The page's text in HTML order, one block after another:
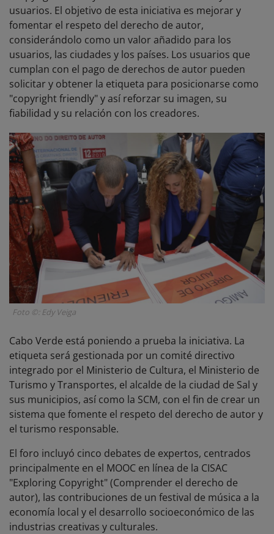
usuarios. El objetivo de esta iniciativa es mejorar y
fomentar el respeto del derecho de autor,
considerándolo como un valor añadido para los
usuarios, las ciudades y los países. Los usuarios que
cumplan con el pago de derechos de autor pueden
solicitar y obtener la etiqueta para posicionarse como
"copyright friendly" y así reforzar su imagen, su
fiabilidad y su relación con los creadores.
Foto ©: Edy Veiga
Cabo Verde está poniendo a prueba la iniciativa. La
etiqueta será gestionada por un comité directivo
integrado por el Ministerio de Cultura, el Ministerio de
Turismo y Transportes, el alcalde de la ciudad de Sal y
sus municipios, así como la SCM, con el fin de crear un
sistema que fomente el respeto del derecho de autor y
el turismo responsable.
El foro incluyó cinco debates de expertos, centrados
principalmente en el MOOC en línea de la CISAC
"Exploring Copyright" (Comprender el derecho de
autor), las contribuciones de un festival de música a la
economía local y el desarrollo socioeconómico de las
industrias creativas y culturales.